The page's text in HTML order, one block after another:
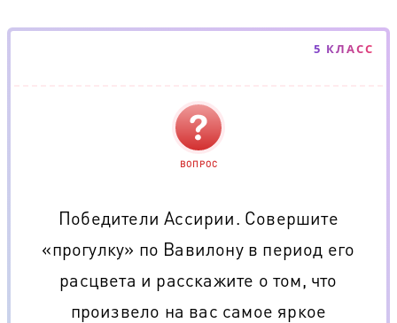
5 КЛАСС
ВОПРОС
Победители Ассирии. Совершите
«прогулку» по Вавилону в период его
расцвета и расскажите о том, что
произвело на вас самое яркое